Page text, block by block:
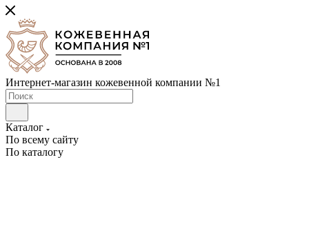
Интернет-магазин кожевенной компании №1
Каталог
По всему сайту
По каталогу